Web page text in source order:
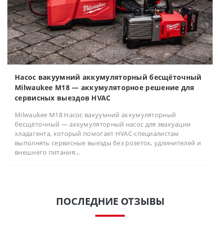
Насос вакуумний аккумуляторный бесщёточный
Milwaukee M18 — аккумуляторное решение для
сервисных выездов HVAC
Milwaukee M18 Насос вакуумний аккумуляторный
бесщёточный — аккумуляторный насос для эвакуации
хладагента, который помогает HVAC-специалистам
выполнять сервисные выезды без розеток, удлинителей и
внешнего питания...
ПОСЛЕДНИЕ ОТЗЫВЫ